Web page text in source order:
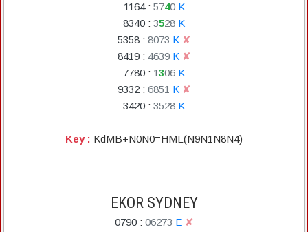
1164: 5740 K
8340 : 3528 K
5358: 8073 K ✘
8419: 4639 K ✘
7780 : 1306 K
9332: 6851 K ✘
3420 : 3528 K
Key : KdMB+N0N0=HML(N9N1N8N4)
EKOR SYDNEY
0790: 06273 E ✘